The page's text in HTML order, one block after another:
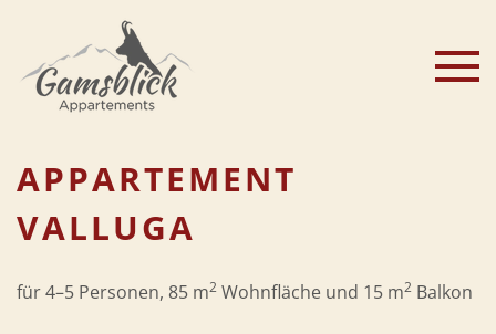
Zum Hauptinhalt springen
APPARTEMENT
VALLUGA
für 4–5 Personen, 85 m2 Wohnfläche und 15 m2 Balkon